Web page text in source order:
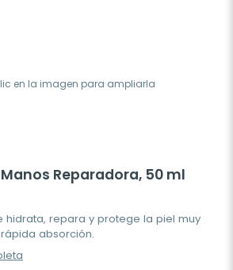
en la imagen para ampliarla
Reparadora, 50 ml
hidrata, repara y protege la piel muy
absorción.